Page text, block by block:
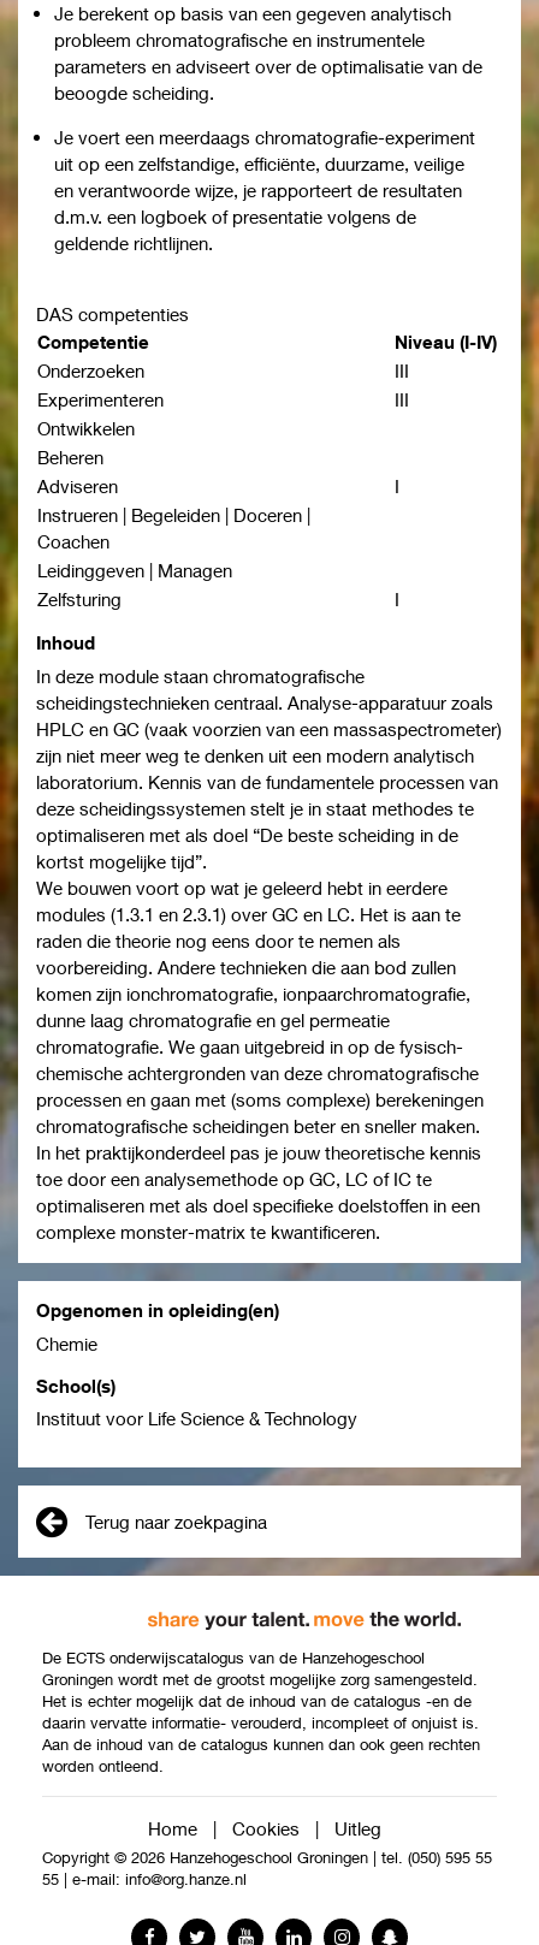
Je berekent op basis van een gegeven analytisch
probleem chromatografische en instrumentele
parameters en adviseert over de optimalisatie van de
beoogde scheiding.
Je voert een meerdaags chromatografie-experiment
uit op een zelfstandige, efficiënte, duurzame, veilige
en verantwoorde wijze, je rapporteert de resultaten
d.m.v. een logboek of presentatie volgens de
geldende richtlijnen.
DAS competenties
Competentie
Niveau (I-IV)
Onderzoeken
III
Experimenteren
III
Ontwikkelen
Beheren
Adviseren
I
Instrueren | Begeleiden | Doceren |
Coachen
Leidinggeven | Managen
Zelfsturing
I
Inhoud
In deze module staan chromatografische
scheidingstechnieken centraal. Analyse-apparatuur zoals
HPLC en GC (vaak voorzien van een massaspectrometer)
zijn niet meer weg te denken uit een modern analytisch
laboratorium. Kennis van de fundamentele processen van
deze scheidingssystemen stelt je in staat methodes te
optimaliseren met als doel “De beste scheiding in de
kortst mogelijke tijd”.
We bouwen voort op wat je geleerd hebt in eerdere
modules (1.3.1 en 2.3.1) over GC en LC. Het is aan te
raden die theorie nog eens door te nemen als
voorbereiding. Andere technieken die aan bod zullen
komen zijn ionchromatografie, ionpaarchromatografie,
dunne laag chromatografie en gel permeatie
chromatografie. We gaan uitgebreid in op de fysisch-
chemische achtergronden van deze chromatografische
processen en gaan met (soms complexe) berekeningen
chromatografische scheidingen beter en sneller maken.
In het praktijkonderdeel pas je jouw theoretische kennis
toe door een analysemethode op GC, LC of IC te
optimaliseren met als doel specifieke doelstoffen in een
complexe monster-matrix te kwantificeren.
Opgenomen in opleiding(en)
Chemie
School(s)
Instituut voor Life Science & Technology
Terug naar zoekpagina
De ECTS onderwijscatalogus van de Hanzehogeschool
Groningen wordt met de grootst mogelijke zorg samengesteld.
Het is echter mogelijk dat de inhoud van de catalogus -en de
daarin vervatte informatie- verouderd, incompleet of onjuist is.
Aan de inhoud van de catalogus kunnen dan ook geen rechten
worden ontleend.
Home Cookies Uitleg
Copyright © 2026 Hanzehogeschool Groningen
tel. (050) 595 55
55
e-mail: info@org.hanze.nl
FacebookTwitterYouTubeLinkedInInstagramSnapchat